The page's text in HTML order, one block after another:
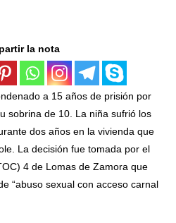
la nota
a 15 años de prisión por
sobrina de 10. La niña sufrió los
dos años en la vivienda que
La decisión fue tomada por el
4 de Lomas de Zamora que
“abuso sexual con acceso carnal